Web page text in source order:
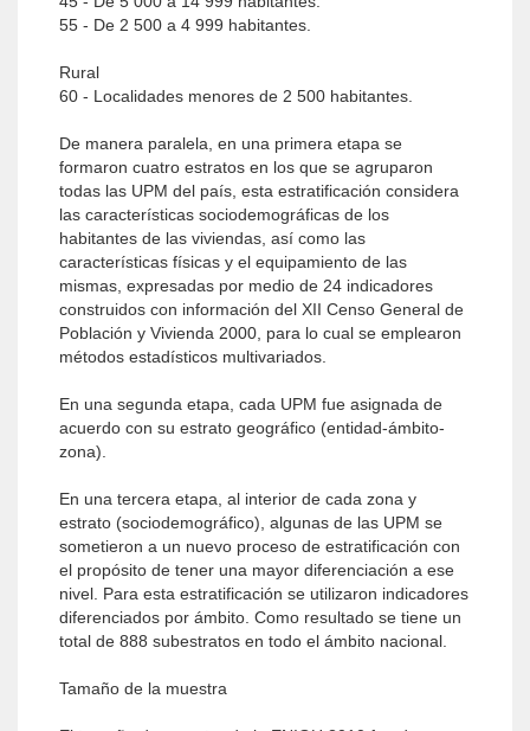
55 - De 2 500 a 4 999 habitantes.
Rural
60 - Localidades menores de 2 500 habitantes.
De manera paralela, en una primera etapa se
formaron cuatro estratos en los que se agruparon
todas las UPM del país, esta estratificación considera
las características sociodemográficas de los
habitantes de las viviendas, así como las
características físicas y el equipamiento de las
mismas, expresadas por medio de 24 indicadores
construidos con información del XII Censo General de
Población y Vivienda 2000, para lo cual se emplearon
métodos estadísticos multivariados.
En una segunda etapa, cada UPM fue asignada de
acuerdo con su estrato geográfico (entidad-ámbito-
zona).
En una tercera etapa, al interior de cada zona y
estrato (sociodemográfico), algunas de las UPM se
sometieron a un nuevo proceso de estratificación con
el propósito de tener una mayor diferenciación a ese
nivel. Para esta estratificación se utilizaron indicadores
diferenciados por ámbito. Como resultado se tiene un
total de 888 subestratos en todo el ámbito nacional.
Tamaño de la muestra